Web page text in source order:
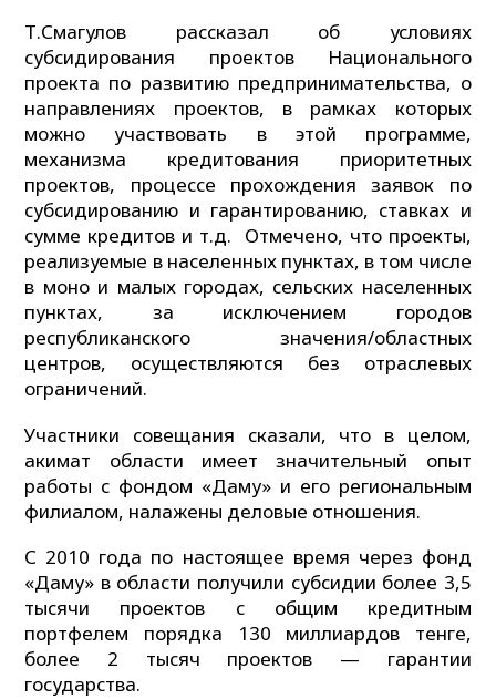
Т.Смагулов рассказал об условиях
субсидирования проектов Национального
проекта по развитию предпринимательства, о
направлениях проектов, в рамках которых
можно участвовать в этой программе,
механизма кредитования приоритетных
проектов, процессе прохождения заявок по
субсидированию и гарантированию, ставках и
сумме кредитов и т.д. Отмечено, что проекты,
реализуемые в населенных пунктах, в том числе
в моно и малых городах, сельских населенных
пунктах, за исключением городов
республиканского значения/областных
центров, осуществляются без отраслевых
ограничений.
Участники совещания сказали, что в целом,
акимат области имеет значительный опыт
работы с фондом «Даму» и его региональным
филиалом, налажены деловые отношения.
С 2010 года по настоящее время через фонд
«Даму» в области получили субсидии более 3,5
тысячи проектов с общим кредитным
портфелем порядка 130 миллиардов тенге,
более 2 тысяч проектов — гарантии
государства.